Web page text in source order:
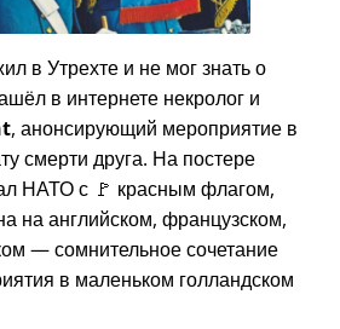
в Утрехте и не мог знать о
в интернете некролог и
, анонсирующий мероприятие в
смерти друга. На постере
НАТО с 🚩 красным флагом,
на английском, французском,
— сомнительное сочетание
в маленьком голландском